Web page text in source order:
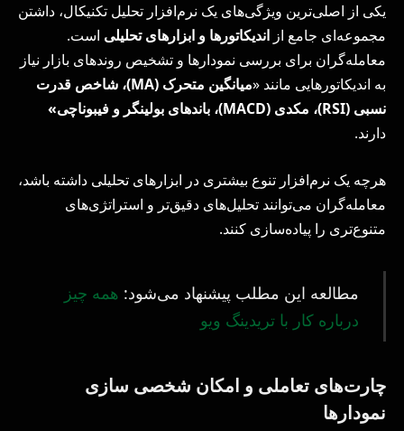
یکی از اصلی‌ترین ویژگی‌های یک نرم‌افزار تحلیل تکنیکال، داشتن
مجموعه‌ای جامع از اندیکاتورها و ابزارهای تحلیلی است.
معامله‌گران برای بررسی نمودارها و تشخیص روندهای بازار نیاز
به اندیکاتورهایی مانند «میانگین متحرک (MA)، شاخص قدرت
نسبی (RSI)، مکدی (MACD)، باندهای بولینگر و فیبوناچی»
دارند.
هرچه یک نرم‌افزار تنوع بیشتری در ابزارهای تحلیلی داشته باشد،
معامله‌گران می‌توانند تحلیل‌های دقیق‌تر و استراتژی‌های
متنوع‌تری را پیاده‌سازی کنند.
مطالعه این مطلب پیشنهاد می‌شود: همه چیز
درباره کار با تریدینگ ویو
چارت‌های تعاملی و امکان شخصی سازی
نمودارها